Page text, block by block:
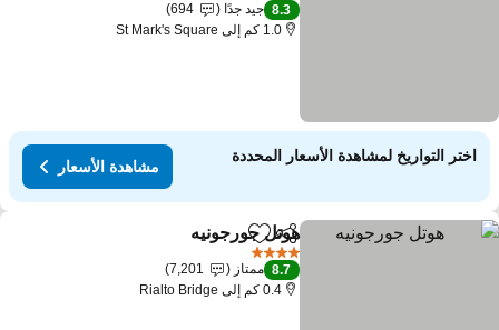
8.3 جيد جدًا
694
1.0 كم إلى St Mark's Square
اختر التواريخ لمشاهدة الأسعار المحددة
مشاهدة الأسعار
مشاركةAdd to favorites
هوتل جورجونيه
8.7 ممتاز
7,201
0.4 كم إلى Rialto Bridge